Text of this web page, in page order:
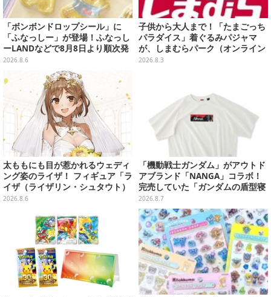
「ボンボンドロップシール」に
「ふなっしー」が登場！ふなっし
ーLANDなどで8月8日より順次発
売
2026.8.6
子供から大人まで！「たまごっち
パラダイス」着ぐるみパジャマ
が、しまむらパーク（オンライン
ストア）にて受注生産
2026.8.3
太ももにも目が惹かれるウェディ
ング姿のライザ！ フィギュア「ラ
イザ（ライザリン・シュタウト）
ウェディングStyle」が8月7日よ
2026.8.6
「機動戦士ガンダム」がアウトド
アブランド「NANGA」コラボ！
完売していた「ガンダムの盾型寝
袋」も2次受注開始
2026.8.7